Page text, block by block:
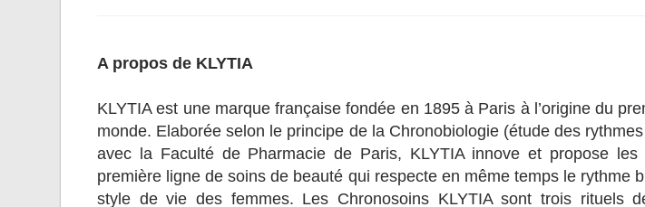
A propos de KLYTIA
KLYTIA est une marque française fondée en 1895 à Paris à l’origine du
monde. Elaborée selon le principe de la Chronobiologie (étude des
avec la Faculté de Pharmacie de Paris, KLYTIA innove et propose les
première ligne de soins de beauté qui respecte en même temps le rythme
style de vie des femmes. Les Chronosoins KLYTIA sont trois rituels